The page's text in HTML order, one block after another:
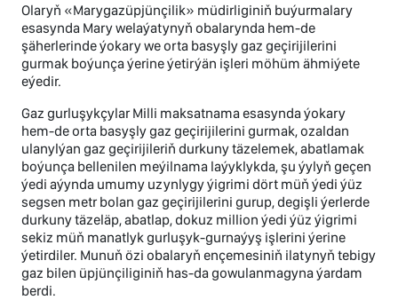
Olaryň «Marygazüpjünçilik» müdirliginiň buýurmalary
esasynda Mary welaýatynyň obalarynda hem-de
şäherlerinde ýokary we orta basyşly gaz geçirijilerini
gurmak boýunça ýerine ýetirýän işleri möhüm ähmiýete
eýedir.
Gaz gurluşykçylar Milli maksatnama esasynda ýokary
hem-de orta basyşly gaz geçirijilerini gurmak, ozaldan
ulanylýan gaz geçirijileriň durkuny täzelemek, abatlamak
boýunça bellenilen meýilnama laýyklykda, şu ýylyň geçen
ýedi aýynda umumy uzynlygy ýigrimi dört müň ýedi ýüz
segsen metr bolan gaz geçirijilerini gurup, degişli ýerlerde
durkuny täzeläp, abatlap, dokuz million ýedi ýüz ýigrimi
sekiz müň manatlyk gurluşyk-gurnaýyş işlerini ýerine
ýetirdiler. Munuň özi obalaryň ençemesiniň ilatynyň tebigy
gaz bilen üpjünçiliginiň has-da gowulanmagyna ýardam
berdi.